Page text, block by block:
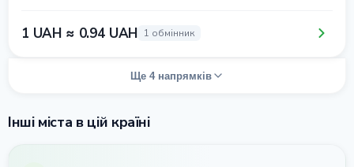
1 UAH ≈ 0.94 UAH 1 обмінник
Ще 4 напрямків
Інші міста в цій країні